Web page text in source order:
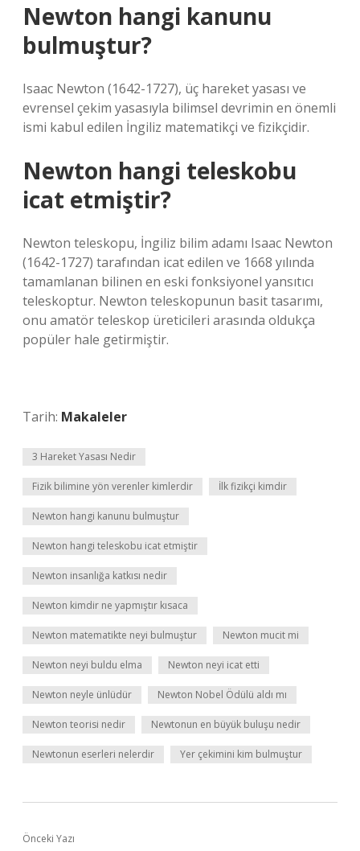
Newton hangi kanunu
bulmuştur?
Isaac Newton (1642-1727), üç hareket yasası ve
evrensel çekim yasasıyla bilimsel devrimin en önemli
ismi kabul edilen İngiliz matematikçi ve fizikçidir.
Newton hangi teleskobu
icat etmiştir?
Newton teleskopu, İngiliz bilim adamı Isaac Newton
(1642-1727) tarafından icat edilen ve 1668 yılında
tamamlanan bilinen en eski fonksiyonel yansıtıcı
teleskoptur. Newton teleskopunun basit tasarımı,
onu amatör teleskop üreticileri arasında oldukça
popüler hale getirmiştir.
Tarih: Makaleler
3 Hareket Yasası Nedir
Fizik bilimine yön verenler kimlerdir İlk fizikçi kimdir
Newton hangi kanunu bulmuştur
Newton hangi teleskobu icat etmiştir
Newton insanlığa katkısı nedir
Newton kimdir ne yapmıştır kısaca
Newton matematikte neyi bulmuştur Newton mucit mi
Newton neyi buldu elma Newton neyi icat etti
Newton neyle ünlüdür Newton Nobel Ödülü aldı mı
Newton teorisi nedir Newtonun en büyük buluşu nedir
Newtonun eserleri nelerdir Yer çekimini kim bulmuştur
Önceki Yazı